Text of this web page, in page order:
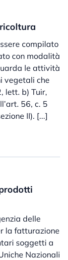
compilato
con modalità
le attività
vegetali che
lett. b) Tuir,
56, c. 5
II). [...]
delle
la fatturazione
soggetti a
Nazionali